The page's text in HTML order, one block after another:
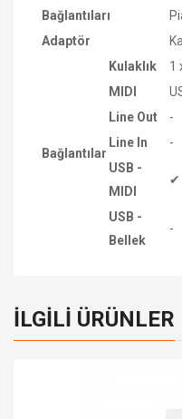
Bağlantıları
Adaptör
Bağlantılar
Kulaklık
1
MIDI
Line Out
-
Line In
-
USB -
MIDI
✔
USB -
Bellek
-
İLGILI ÜRÜNLER